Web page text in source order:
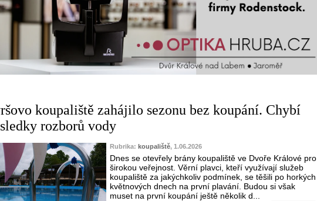
koupaliště zahájilo sezonu bez koupání. Chybí
rozborů vody
Rubrika: koupaliště, 1.06.2026
Dnes se otevřely brány koupaliště ve Dvoře Králové pro
širokou veřejnost. Věrní plavci, kteří využívají služeb
koupaliště za jakýchkoliv podmínek, se těšili po horkých
květnových dnech na první plavání. Budou si však
muset na první koupání ještě několik d...